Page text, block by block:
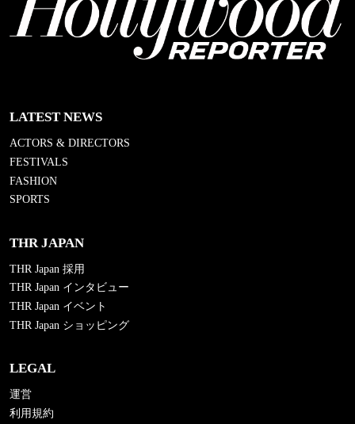
LATEST NEWS
ACTORS & DIRECTORS
FESTIVALS
FASHION
SPORTS
THR JAPAN
THR Japan 採用
THR Japan インタビュー
THR Japan イベント
THR Japan ショッピング
LEGAL
運営
利用規約